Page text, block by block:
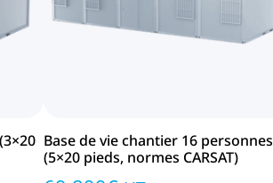
Base de vie chantier 16 personnes
(5×20 pieds, normes CARSAT)